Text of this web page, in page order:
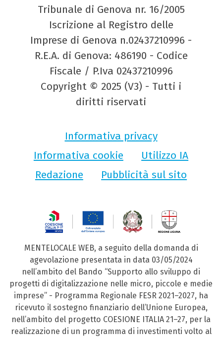
Tribunale di Genova nr. 16/2005
Iscrizione al Registro delle
Imprese di Genova n.02437210996 -
R.E.A. di Genova: 486190 - Codice
Fiscale / P.Iva 02437210996
Copyright © 2025 (V3) - Tutti i
diritti riservati
Informativa privacy
Informativa cookie
Utilizzo IA
Redazione
Pubblicità sul sito
MENTELOCALE WEB, a seguito della domanda di
agevolazione presentata in data 03/05/2024
nell’ambito del Bando “Supporto allo sviluppo di
progetti di digitalizzazione nelle micro, piccole e medie
imprese” - Programma Regionale FESR 2021–2027, ha
ricevuto il sostegno finanziario dell’Unione Europea,
nell’ambito del progetto COESIONE ITALIA 21–27, per la
realizzazione di un programma di investimenti volto al